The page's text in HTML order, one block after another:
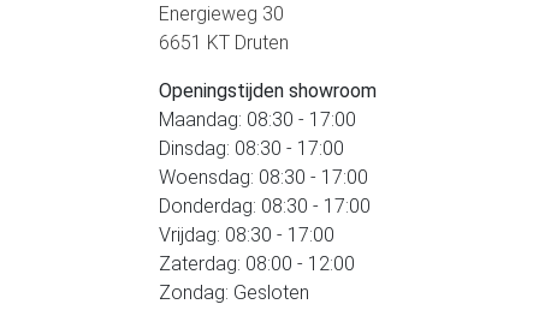
Energieweg 30
6651 KT Druten
Openingstijden showroom
Maandag: 08:30 - 17:00
Dinsdag: 08:30 - 17:00
Woensdag: 08:30 - 17:00
Donderdag: 08:30 - 17:00
Vrijdag: 08:30 - 17:00
Zaterdag: 08:00 - 12:00
Zondag: Gesloten